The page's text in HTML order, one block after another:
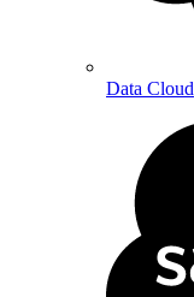
Data Cloud